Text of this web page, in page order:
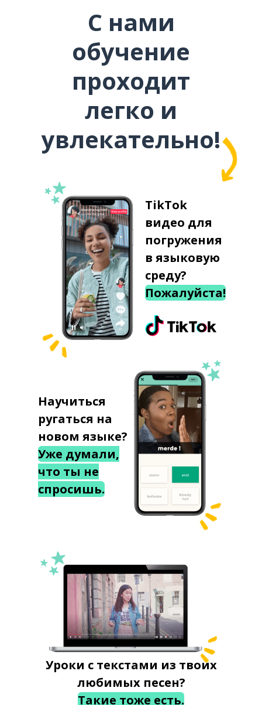
С нами
обучение
проходит
легко и
увлекательно!
TikTok
видео для
погружения
в языковую
среду?
Пожалуйста!
Научиться
ругаться на
новом языке?
Уже думали,
что ты не
спросишь.
Уроки с текстами из твоих
любимых песен?
Такие тоже есть.